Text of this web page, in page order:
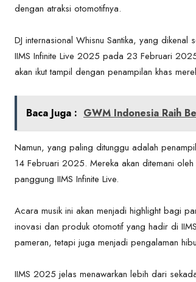
dengan atraksi otomotifnya.
DJ internasional Whisnu Santika, yang
IIMS Infinite Live 2025 pada 23 Februari
akan ikut tampil dengan penampilan khas
Baca Juga : GWM Indonesia Raih
Namun, yang paling ditunggu adalah
14 Februari 2025. Mereka akan ditemani oleh
panggung IIMS Infinite Live.
Acara musik ini akan menjadi highlight bagi
inovasi dan produk otomotif yang hadir di
pameran, tetapi juga menjadi pengalaman
IIMS 2025 jelas menawarkan lebih dari